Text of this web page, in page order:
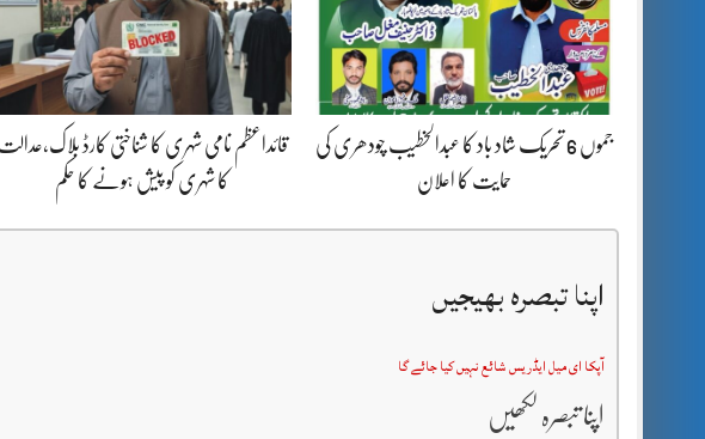
جموں 6 تحریک شاد باد کا عبدالخطیب چودھری کی
حمایت کا اعلان
قائداعظم نامی شہری کا شناختی کارڈ
کا شہری کو پیش ہونے کا حکم
اپنا تبصرہ بھیجیں
آپکا ای میل ایڈریس شائع نہیں کیا جائے گا
اپنا تبصرہ لکھیں